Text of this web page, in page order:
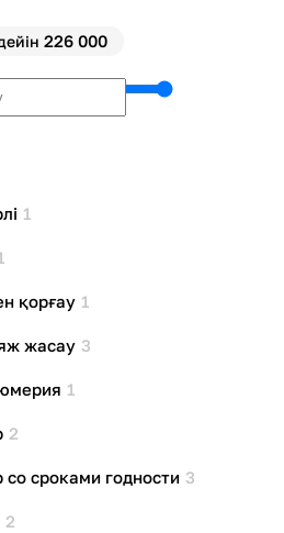
226 000
1
қорғау 1
жасау 3
1
2
со сроками годности 3
2